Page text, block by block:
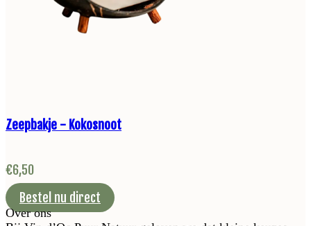
Zeepbakje - Kokosnoot
€6,50
Bestel nu direct
Over ons